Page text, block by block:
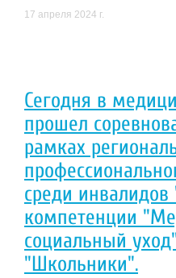
17 апреля 2024 г.
Сегодня в
прошел
рамках
среди
компетенции
социальный
"Школьники".